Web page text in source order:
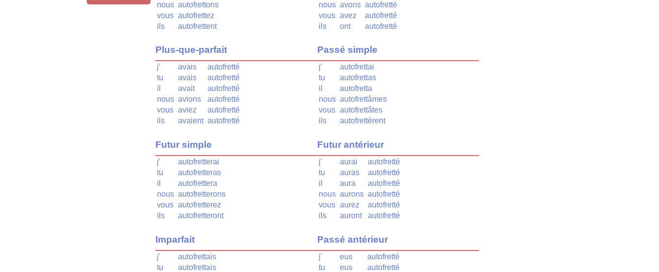
nous autofrettons
vous autofrettez
ils
autofrettent
Plus-que-parfait
j' avais
autofretté
tu
avais
autofretté
il
avait
autofretté
nous avions
autofretté
vous aviez
autofretté
ils
avaient autofretté
Futur simple
j'
autofretterai
tu
autofretteras
il
autofrettera
nous autofretterons
vous autofretterez
ils
autofretteront
Imparfait
j'
autofrettais
tu
autofrettais
nous avons autofretté
vous avez
autofretté
ils
ont autofretté
Passé simple
j'
autofrettai
tu
autofrettas
il
autofretta
nous autofrettâmes
vous autofrettâtes
ils
autofrettèrent
Futur antérieur
j' aurai
autofretté
tu
auras
autofretté
il
aura
autofretté
nous aurons autofretté
vous aurez
autofretté
ils
auront autofretté
Passé antérieur
j' eus
autofretté
tu
eus
autofretté